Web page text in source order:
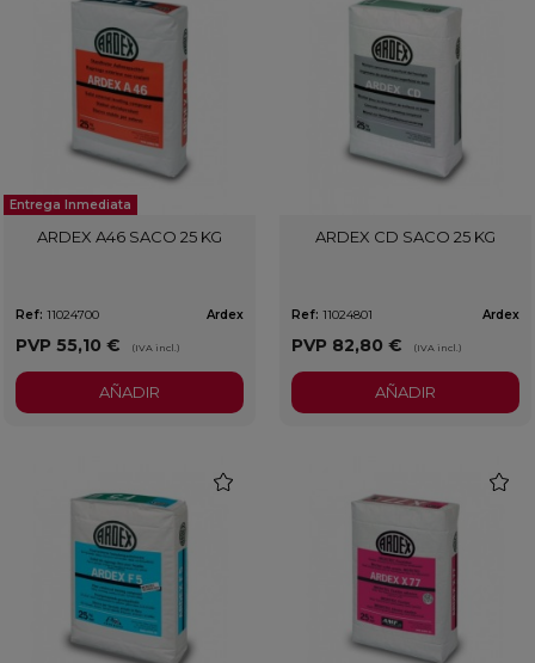
Entrega Inmediata
ARDEX A46 SACO 25 KG
Ref: 11024700 Ardex
PVP 55,10 € (IVA incl.)
AÑADIR
ARDEX CD SACO 25 KG
Ref: 11024801 Ardex
PVP 82,80 € (IVA incl.)
AÑADIR